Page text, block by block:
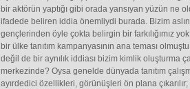
bir aktörün yaptığı gibi orada yansıyan yüzün ne
ifadede beliren iddia önemliydi burada. Bizim
gençlerinden öyle çokta belirgin bir farkılığımız
bir ülke tanıtım kampanyasının ana teması
değil de bir aynılık iddiası bizim kimlik oluşturma
merkezinde? Oysa genelde dünyada tanıtım
ayırdedici özellikleri, görünüşleri ön plana